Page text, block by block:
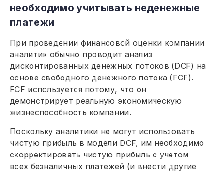
необходимо учитывать неденежные
платежи
При проведении финансовой оценки компании
аналитик обычно проводит анализ
дисконтированных денежных потоков (DCF) на
основе свободного денежного потока (FCF).
FCF используется потому, что он
демонстрирует реальную экономическую
жизнеспособность компании.
Поскольку аналитики не могут использовать
чистую прибыль в модели DCF, им необходимо
скорректировать чистую прибыль с учетом
всех безналичных платежей (и внести другие